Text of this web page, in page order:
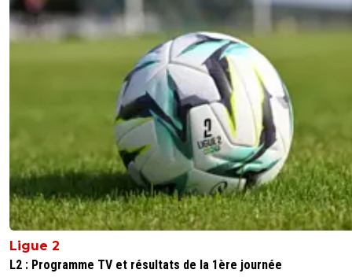
Ligue 2
L2 : Programme TV et résultats de la 1ère journée